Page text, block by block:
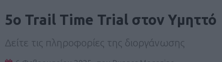
5ο Trail Time Trial στον Υμηττό
Δείτε τις πληροφορίες της διοργάνωσης